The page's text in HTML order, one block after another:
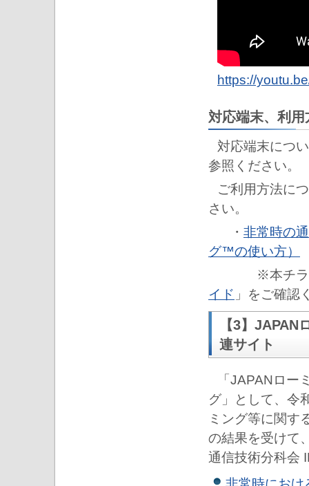
https://
対応端末、利用
対応端末につ
参照ください。
ご利用方法に
さい。
・ 非常時の
グ™の使い方）
※本チラシ
イド 」をご確認
【3】
連サイト
「JAPANロ
グ」として、令
ミング等に関す
の結果を受けて
通信技術分科会